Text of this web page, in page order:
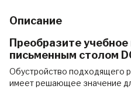
Описание
Преобразите
письменным столом
Обустройство подходящего
имеет решающее значение